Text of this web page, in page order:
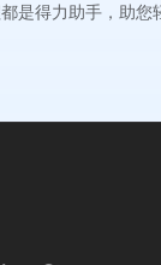
是得力助手，助您